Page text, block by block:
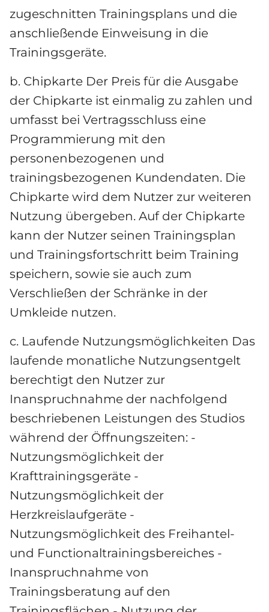
zugeschnitten Trainingsplans und die
anschließende Einweisung in die
Trainingsgeräte.
b. Chipkarte Der Preis für die Ausgabe
der Chipkarte ist einmalig zu zahlen und
umfasst bei Vertragsschluss eine
Programmierung mit den
personenbezogenen und
trainingsbezogenen Kundendaten. Die
Chipkarte wird dem Nutzer zur weiteren
Nutzung übergeben. Auf der Chipkarte
kann der Nutzer seinen Trainingsplan
und Trainingsfortschritt beim Training
speichern, sowie sie auch zum
Verschließen der Schränke in der
Umkleide nutzen.
c. Laufende Nutzungsmöglichkeiten Das
laufende monatliche Nutzungsentgelt
berechtigt den Nutzer zur
Inanspruchnahme der nachfolgend
beschriebenen Leistungen des Studios
während der Öffnungszeiten: -
Nutzungsmöglichkeit der
Krafttrainingsgeräte -
Nutzungsmöglichkeit der
Herzkreislaufgeräte -
Nutzungsmöglichkeit des Freihantel-
und Functionaltrainingsbereiches -
Inanspruchnahme von
Trainingsberatung auf den